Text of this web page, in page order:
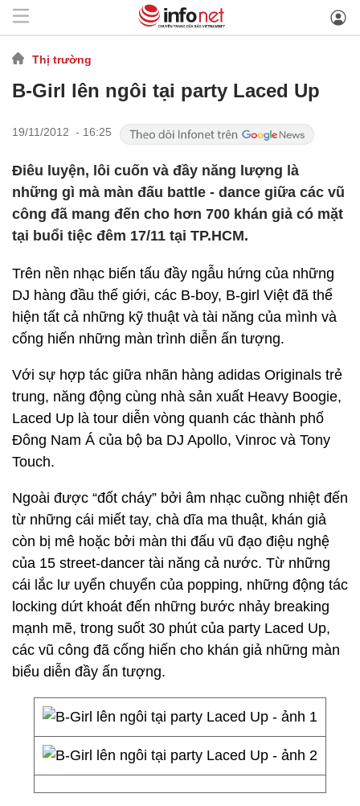
Thị trường
B-Girl lên ngôi tại party Laced Up
19/11/2012 - 16:25
Điêu luyện, lôi cuốn và đầy năng lượng là
những gì mà màn đấu battle - dance giữa các vũ
công đã mang đến cho hơn 700 khán giả có mặt
tại buổi tiệc đêm 17/11 tại TP.HCM.
Trên nền nhạc biến tấu đầy ngẫu hứng của những
DJ hàng đầu thế giới, các B-boy, B-girl Việt đã thể
hiện tất cả những kỹ thuật và tài năng của mình và
cống hiến những màn trình diễn ấn tượng.
Với sự hợp tác giữa nhãn hàng adidas Originals trẻ
trung, năng động cùng nhà sản xuất Heavy Boogie,
Laced Up là tour diễn vòng quanh các thành phố
Đông Nam Á của bộ ba DJ Apollo, Vinroc và Tony
Touch.
Ngoài được “đốt cháy” bởi âm nhạc cuồng nhiệt đến
từ những cái miết tay, chà dĩa ma thuật, khán giả
còn bị mê hoặc bởi màn thi đấu vũ đạo điệu nghệ
của 15 street-dancer tài năng cả nước. Từ những
cái lắc lư uyển chuyển của popping, những động tác
locking dứt khoát đến những bước nhảy breaking
mạnh mẽ, trong suốt 30 phút của party Laced Up,
các vũ công đã cống hiến cho khán giả những màn
biểu diễn đầy ấn tượng.